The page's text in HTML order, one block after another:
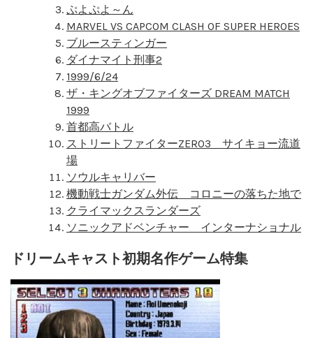
ぷよぷよ～ん
MARVEL VS CAPCOM CLASH OF SUPER HEROES
ブルースティンガー
ダイナマイト刑事2
1999/6/24
ザ・キングオブファイターズ DREAM MATCH
1999
首都高バトル
ストリートファイターZERO3 サイキョー流道
場
ソウルキャリバー
機動戦士ガンダム外伝 コロニーの落ちた地で
クライマックスランダーズ
ソニックアドベンチャー インターナショナル
ドリームキャスト初期名作ゲーム特集